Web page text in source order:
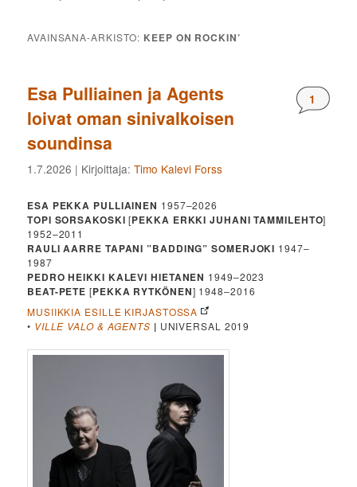
AVAINSANA-ARKISTO: KEEP ON ROCKIN’
Esa Pulliainen ja Agents
loivat oman sinivalkoisen
soundinsa
1
1.7.2026 | Kirjoittaja:Timo Kalevi Forss
ESA PEKKA PULLIAINEN 1957–2026
TOPI SORSAKOSKI [PEKKA ERKKI JUHANI TAMMILEHTO]
1952–2011
RAULI AARRE TAPANI ”BADDING” SOMERJOKI 1947–
1987
PEDRO HEIKKI KALEVI HIETANEN 1949–2023
BEAT-PETE [PEKKA RYTKÖNEN] 1948–2016
MUSIIKKIA ESILLE KIRJASTOSSA
• VILLE VALO & AGENTS | UNIVERSAL 2019